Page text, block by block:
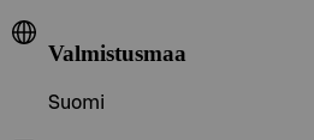
Valmistusmaa
Suomi